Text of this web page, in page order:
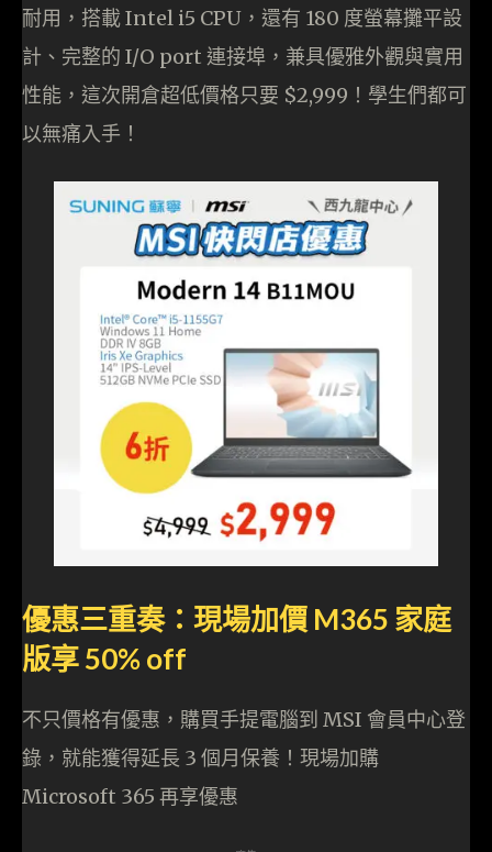
耐用，搭載 Intel i5 CPU，還有 180 度螢幕攤平設
計、完整的 I/O port 連接埠，兼具優雅外觀與實用
性能，這次開倉超低價格只要 $2,999！學生們都可
以無痛入手！
優惠三重奏：現場加價 M365 家庭
版享 50% off
不只價格有優惠，購買手提電腦到 MSI 會員中心登
錄，就能獲得延長 3 個月保養！現場加購
Microsoft 365 再享優惠